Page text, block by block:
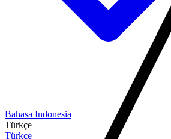
Bahasa Indonesia
Türkçe
Türkçe